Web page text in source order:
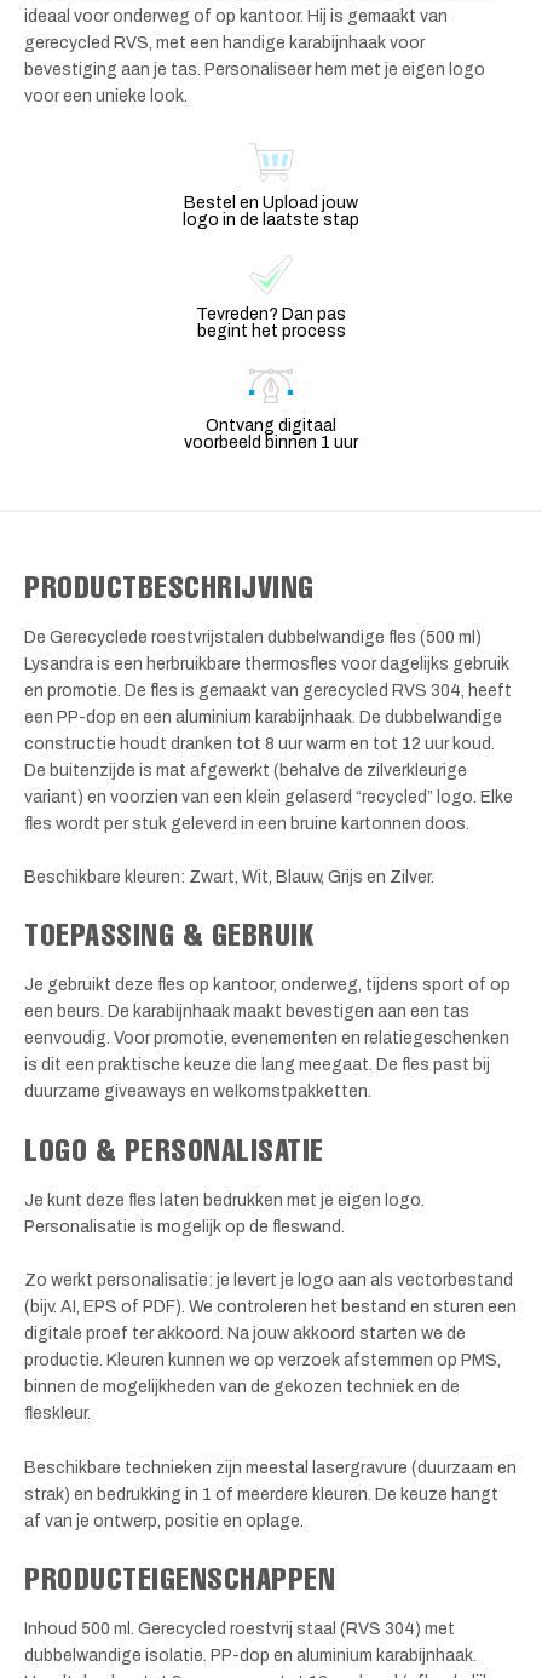
ideaal voor onderweg of op kantoor. Hij is gemaakt van
gerecycled RVS, met een handige karabijnhaak voor
bevestiging aan je tas. Personaliseer hem met je eigen logo
voor een unieke look.
Bestel en Upload jouw
logo in de laatste stap
Tevreden? Dan pas
begint het process
Ontvang digitaal
voorbeeld binnen 1 uur
PRODUCTBESCHRIJVING
De Gerecyclede roestvrijstalen dubbelwandige fles (500 ml)
Lysandra is een herbruikbare thermosfles voor dagelijks gebruik
en promotie. De fles is gemaakt van gerecycled RVS 304, heeft
een PP-dop en een aluminium karabijnhaak. De dubbelwandige
constructie houdt dranken tot 8 uur warm en tot 12 uur koud.
De buitenzijde is mat afgewerkt (behalve de zilverkleurige
variant) en voorzien van een klein gelaserd “recycled” logo. Elke
fles wordt per stuk geleverd in een bruine kartonnen doos.
Beschikbare kleuren: Zwart, Wit, Blauw, Grijs en Zilver.
TOEPASSING & GEBRUIK
Je gebruikt deze fles op kantoor, onderweg, tijdens sport of op
een beurs. De karabijnhaak maakt bevestigen aan een tas
eenvoudig. Voor promotie, evenementen en relatiegeschenken
is dit een praktische keuze die lang meegaat. De fles past bij
duurzame giveaways en welkomstpakketten.
LOGO & PERSONALISATIE
Je kunt deze fles laten bedrukken met je eigen logo.
Personalisatie is mogelijk op de fleswand.
Zo werkt personalisatie: je levert je logo aan als vectorbestand
(bijv. AI, EPS of PDF). We controleren het bestand en sturen een
digitale proef ter akkoord. Na jouw akkoord starten we de
productie. Kleuren kunnen we op verzoek afstemmen op PMS,
binnen de mogelijkheden van de gekozen techniek en de
fleskleur.
Beschikbare technieken zijn meestal lasergravure (duurzaam en
strak) en bedrukking in 1 of meerdere kleuren. De keuze hangt
af van je ontwerp, positie en oplage.
PRODUCTEIGENSCHAPPEN
Inhoud 500 ml. Gerecycled roestvrij staal (RVS 304) met
dubbelwandige isolatie. PP-dop en aluminium karabijnhaak.